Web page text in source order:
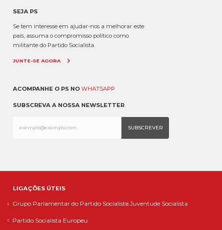
SEJA PS
Se tem interesse em ajudar-nos a melhorar este
país, assuma o compromisso político como
militante do Partido Socialista.
JUNTE-SE AGORA
ACOMPANHE O PS NO WHATSAPP
SUBSCREVA A NOSSA NEWSLETTER
LIGAÇÕES ÚTEIS
Grupo Parlamentar do Partido Socialista Juventude Socialista
Partido Socialista Europeu